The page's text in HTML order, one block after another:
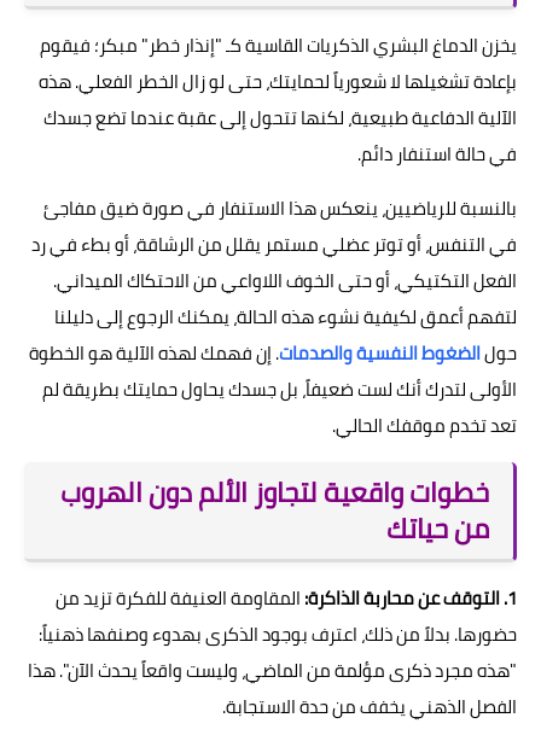
يخزن الدماغ البشري الذكريات القاسية كـ "إنذار خطر" مبكر؛ فيقوم
بإعادة تشغيلها لا شعورياً لحمايتك، حتى لو زال الخطر الفعلي. هذه
الآلية الدفاعية طبيعية، لكنها تتحول إلى عقبة عندما تضع جسدك
في حالة استنفار دائم.
بالنسبة للرياضيين، ينعكس هذا الاستنفار في صورة ضيق مفاجئ
في التنفس، أو توتر عضلي مستمر يقلل من الرشاقة، أو بطء في رد
الفعل التكتيكي، أو حتى الخوف اللاواعي من الاحتكاك الميداني.
لتفهم أعمق لكيفية نشوء هذه الحالة، يمكنك الرجوع إلى دليلنا
حولالضغوط النفسية والصدمات. إن فهمك لهذه الآلية هو الخطوة
الأولى لتدرك أنك لست ضعيفاً، بل جسدك يحاول حمايتك بطريقة لم
تعد تخدم موقفك الحالي.
خطوات واقعية لتجاوز الألم دون الهروب
من حياتك
1. التوقف عن محاربة الذاكرة:
المقاومة العنيفة للفكرة تزيد من
حضورها. بدلاً من ذلك، اعترف بوجود الذكرى بهدوء وصنفها ذهنياً:
"هذه مجرد ذكرى مؤلمة من الماضي، وليست واقعاً يحدث الآن". هذا
الفصل الذهني يخفف من حدة الاستجابة.